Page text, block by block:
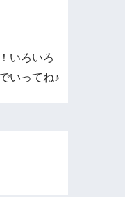
いろいろ
いってね♪